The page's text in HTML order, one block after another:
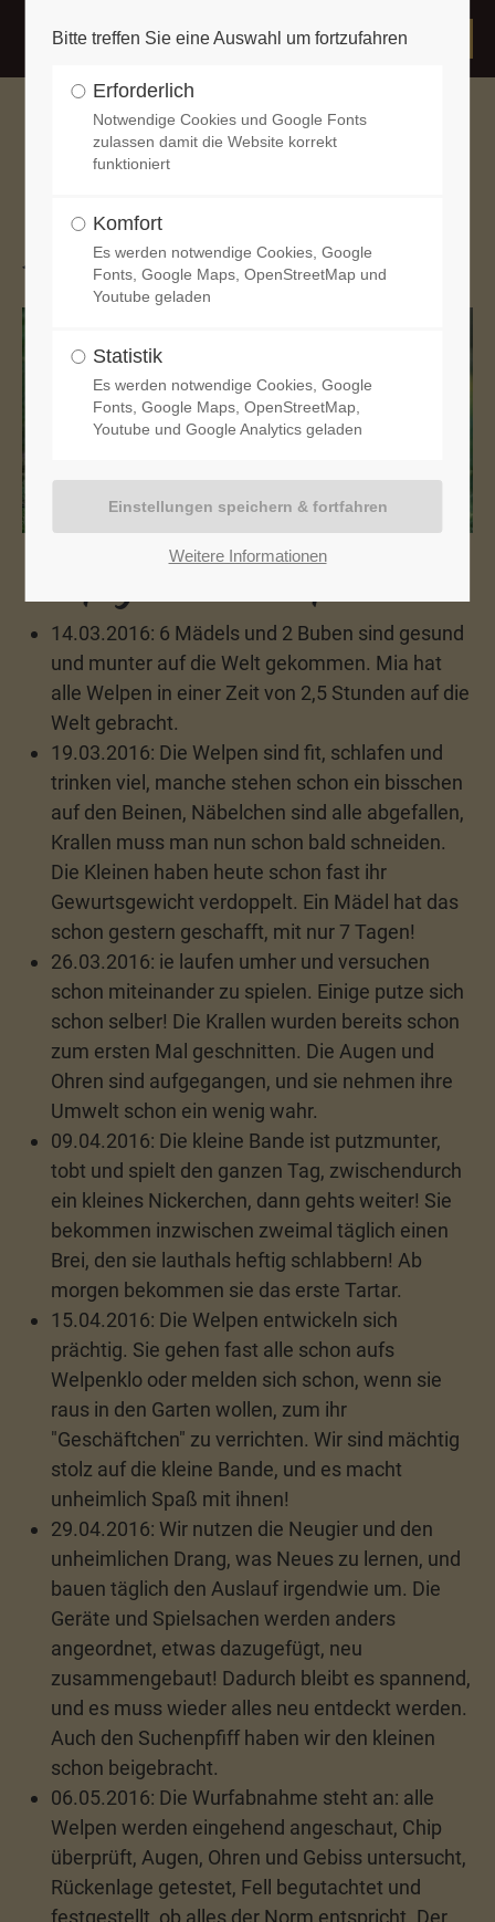
Papa "Just Jackpot vom
"Message in June Mia of Calimero
´s Castle" der Welpen
14.03.2016: 6 Mädels und 2 Buben sind gesund
und munter auf die Welt gekommen. Mia hat
alle Welpen in einer Zeit von 2,5 Stunden auf die
Welt gebracht.
19.03.2016: Die Welpen sind fit, schlafen und
trinken viel, manche stehen schon ein bisschen
auf den Beinen, Näbelchen sind alle abgefallen,
Krallen muss man nun schon bald schneiden.
Die Kleinen haben heute schon fast ihr
Gewurtsgewicht verdoppelt. Ein Mädel hat das
schon gestern geschafft, mit nur 7 Tagen!
26.03.2016: ie laufen umher und versuchen
schon miteinander zu spielen. Einige putze sich
schon selber! Die Krallen wurden bereits schon
zum ersten Mal geschnitten. Die Augen und
Ohren sind aufgegangen, und sie nehmen ihre
Umwelt schon ein wenig wahr.
09.04.2016: Die kleine Bande ist putzmunter,
tobt und spielt den ganzen Tag, zwischendurch
ein kleines Nickerchen, dann gehts weiter! Sie
bekommen inzwischen zweimal täglich einen
Brei, den sie lauthals heftig schlabbern! Ab
morgen bekommen sie das erste Tartar.
15.04.2016: Die Welpen entwickeln sich
prächtig. Sie gehen fast alle schon aufs
Welpenklo oder melden sich schon, wenn sie
raus in den Garten wollen, zum ihr
"Geschäftchen" zu verrichten. Wir sind mächtig
stolz auf die kleine Bande, und es macht
unheimlich Spaß mit ihnen!
29.04.2016: Wir nutzen die Neugier und den
unheimlichen Drang, was Neues zu lernen, und
bauen täglich den Auslauf irgendwie um. Die
Geräte und Spielsachen werden anders
angeordnet, etwas dazugefügt, neu
zusammengebaut! Dadurch bleibt es spannend,
und es muss wieder alles neu entdeckt werden.
Auch den Suchenpfiff haben wir den kleinen
schon beigebracht.
06.05.2016: Die Wurfabnahme steht an: alle
Welpen werden eingehend angeschaut, Chip
überprüft, Augen, Ohren und Gebiss untersucht,
Rückenlage getestet, Fell begutachtet und
festgestellt, ob alles der Norm entspricht. Der
Bitte treffen Sie eine Auswahl um fortzufahren
Erforderlich
Notwendige Cookies und Google Fonts
zulassen damit die Website korrekt
funktioniert
Komfort
Es werden notwendige Cookies, Google
Fonts, Google Maps, OpenStreetMap und
Youtube geladen
Statistik
Es werden notwendige Cookies, Google
Fonts, Google Maps, OpenStreetMap,
Youtube und Google Analytics geladen
Weitere Informationen